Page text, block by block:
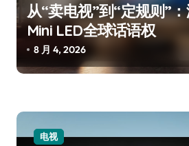
从“卖电视”到“定规则”
Mini LED全球话语权
8 月 4, 2026
电视